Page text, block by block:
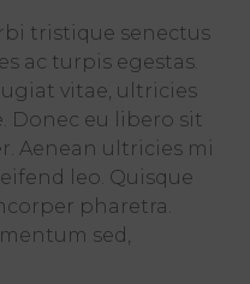
tristique senectus
ac turpis egestas.
vitae, ultricies
Donec eu libero sit
Aenean ultricies mi
leo. Quisque
pharetra.
sed,